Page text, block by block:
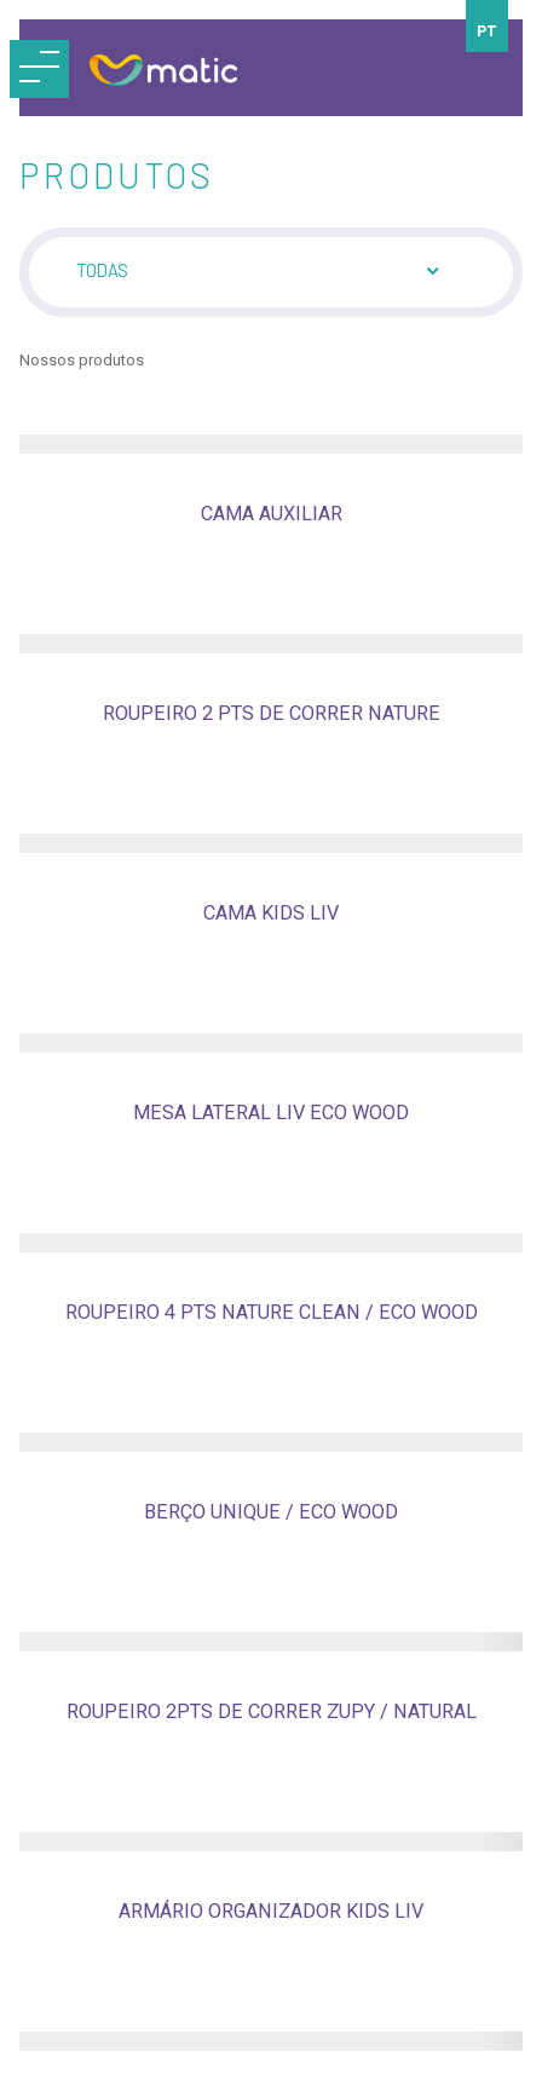
PT
PRODUTOS
TODAS
Nossos produtos
CAMA AUXILIAR
ROUPEIRO 2 PTS DE CORRER NATURE
CAMA KIDS LIV
MESA LATERAL LIV ECO WOOD
ROUPEIRO 4 PTS NATURE CLEAN / ECO WOOD
BERÇO UNIQUE / ECO WOOD
ROUPEIRO 2PTS DE CORRER ZUPY / NATURAL
ARMÁRIO ORGANIZADOR KIDS LIV